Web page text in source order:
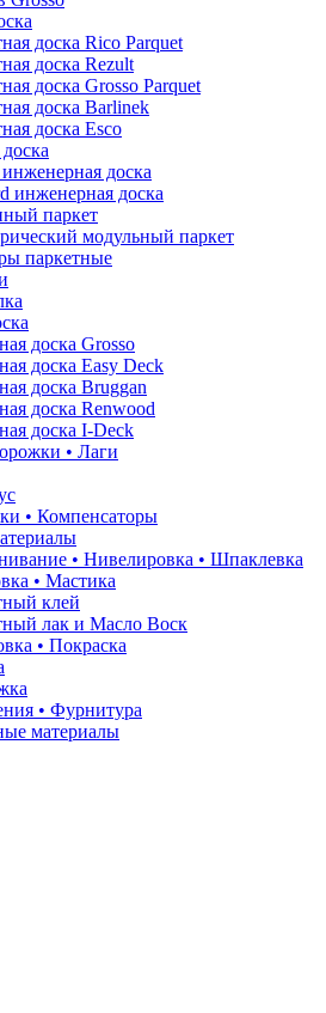
доска Rico Parquet
доска Rezult
доска Grosso Parquet
доска Barlinek
доска Esco
доска
инженерная доска
паркет
модульный паркет
паркетные
доска Grosso
доска Easy Deck
доска Bruggan
доска Renwood
доска I-Deck
• Лаги
• Компенсаторы
• Нивелировка • Шпаклевка
• Мастика
клей
лак и Масло Воск
• Покраска
• Фурнитура
материалы